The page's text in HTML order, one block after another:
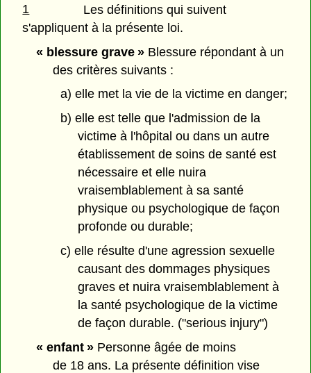
1
Les définitions qui suivent
s'appliquent à la présente loi.
« blessure grave »Blessure répondant à un
des critères suivants :
a) elle met la vie de la victime en danger;
b) elle est telle que l'admission de la
victime à l'hôpital ou dans un autre
établissement de soins de santé est
nécessaire et elle nuira
vraisemblablement à sa santé
physique ou psychologique de façon
profonde ou durable;
c) elle résulte d'une agression sexuelle
causant des dommages physiques
graves et nuira vraisemblablement à
la santé psychologique de la victime
de façon durable. ("serious injury")
« enfant »Personne âgée de moins
de 18 ans. La présente définition vise